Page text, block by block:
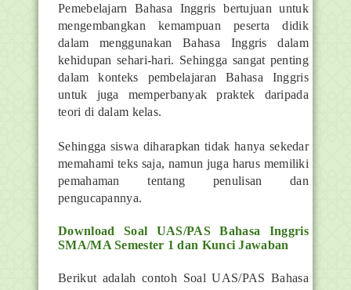
Pemebelajarn Bahasa Inggris bertujuan untuk
mengembangkan kemampuan peserta didik
dalam menggunakan Bahasa Inggris dalam
kehidupan sehari-hari. Sehingga sangat penting
dalam konteks pembelajaran Bahasa Inggris
untuk juga memperbanyak praktek daripada
teori di dalam kelas.
Sehingga siswa diharapkan tidak hanya sekedar
memahami teks saja, namun juga harus memiliki
pemahaman tentang penulisan dan
pengucapannya.
Download Soal UAS/PAS Bahasa Inggris
SMA/MA Semester 1 dan Kunci Jawaban
Berikut adalah contoh Soal UAS/PAS Bahasa